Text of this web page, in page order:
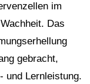
im
Das
gebracht,
und Lernleistung.